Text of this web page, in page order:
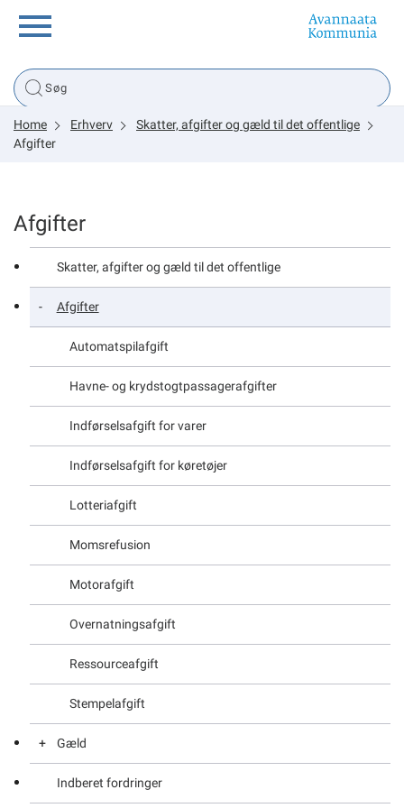
Borger
Erhverv
Tsunami
Planportal
Om kommunen
Home Erhverv
Skatter, afgifter og gæld til det offentlige
Afgifter
Skatter, afgifter og gæld til det offentlige
Afgifter
Automatspilafgift
Havne- og krydstogtpassagerafgifter
Indførselsafgift for varer
Indførselsafgift for køretøjer
Lotteriafgift
Momsrefusion
Motorafgift
Overnatningsafgift
Ressourceafgift
Stempelafgift
Gæld
Ansøgning om eftergivelse af skattegæld
Indberet fordringer
Afgifter